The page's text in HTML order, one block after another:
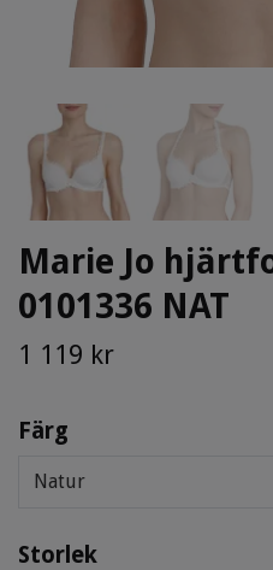
Marie Jo
0101336 NAT
1 119 kr
Färg
Natur
Storlek